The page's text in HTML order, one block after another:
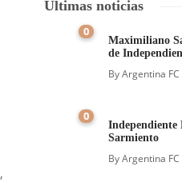
,
Últimas noticias
0
Maximiliano
de
ByArgentina FC
0
Independiente
Sarmiento
ByArgentina FC